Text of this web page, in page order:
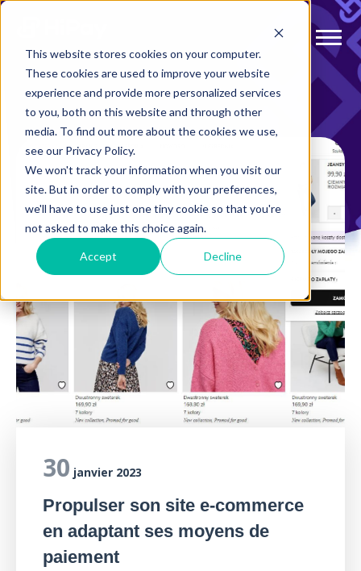
This website stores cookies on your computer.
These cookies are used to improve your website
experience and provide more personalized services
to you, both on this website and through other
media. To find out more about the cookies we use,
see our Privacy Policy.
We won't track your information when you visit our
site. But in order to comply with your preferences,
we'll have to use just one tiny cookie so that you're
not asked to make this choice again.
Accept Decline
30 janvier 2023
Propulser son site e-commerce
en adaptant ses moyens de
paiement